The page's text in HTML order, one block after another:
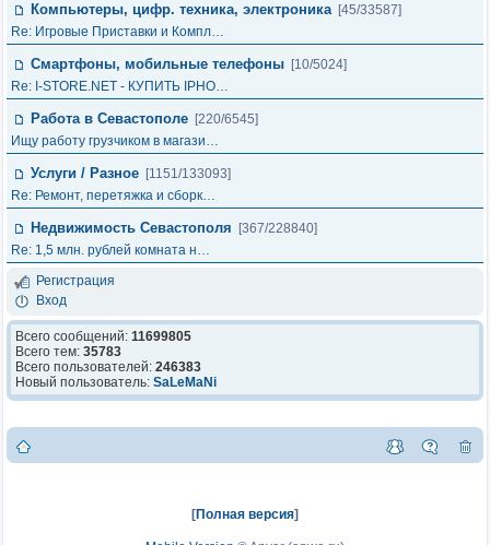
Компьютеры, цифр. техника, электроника [45/33587]
Re: Игровые Приставки и Компл…
Смартфоны, мобильные телефоны [10/5024]
Re: I-STORE.NET - КУПИТЬ IPHO…
Работа в Севастополе [220/6545]
Ищу работу грузчиком в магази…
Услуги / Разное [1151/133093]
Re: Ремонт, перетяжка и сборк…
Недвижимость Севастополя
[367/228840]
Re: 1,5 млн. рублей комната н…
Регистрация
Вход
Всего сообщений: 11699805
Всего тем: 35783
Всего пользователей: 246383
Новый пользователь: SaLeMaNi
[Полная версия]